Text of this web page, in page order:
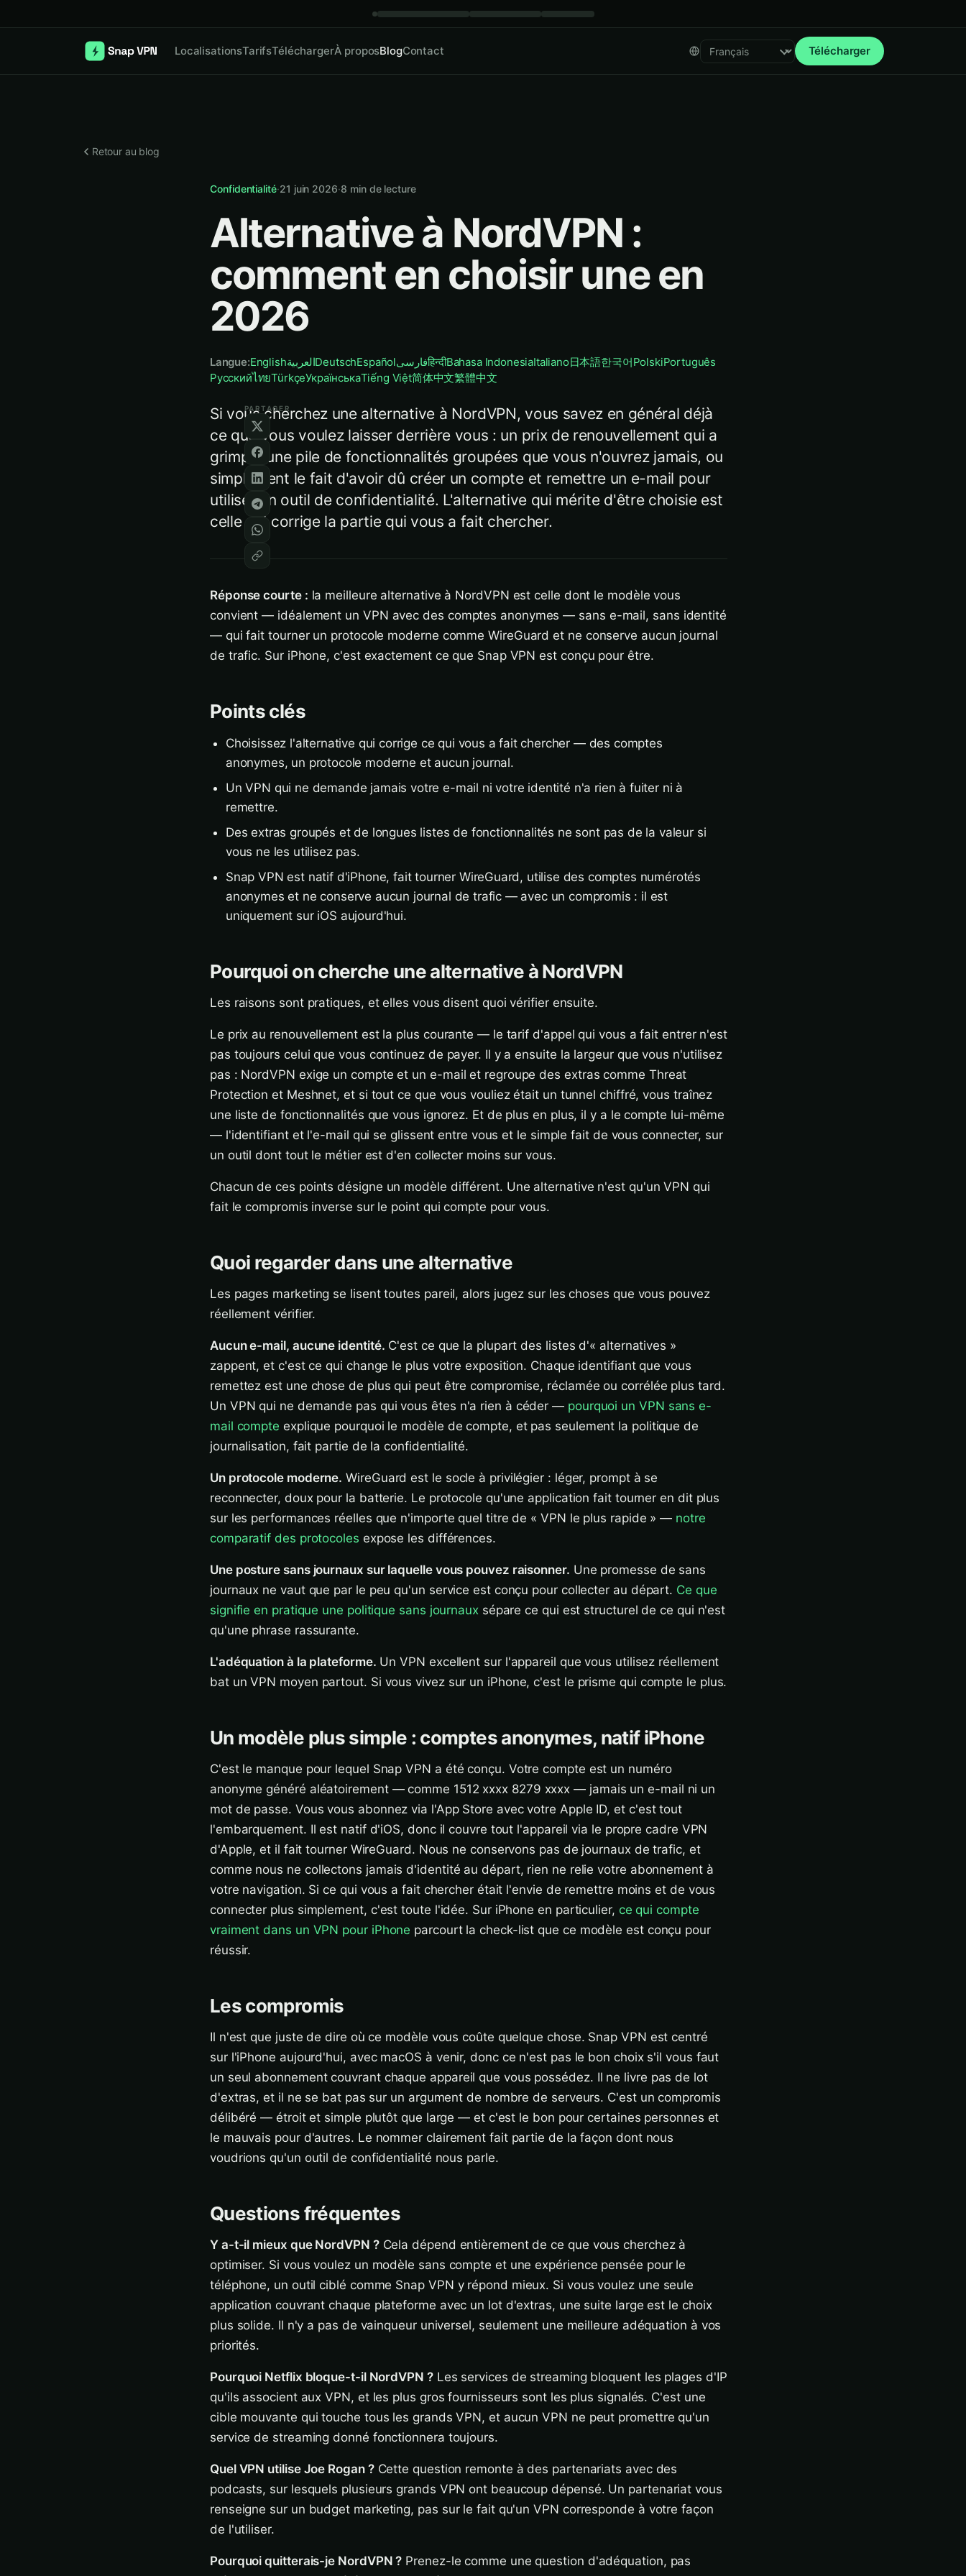
LocalisationsTarifsTéléchargerÀ proposBlogContact
Select language
Télécharger
Retour au blog
Confidentialité·21 juin 2026·8 min de lecture
Alternative à NordVPN :
comment en choisir une en
2026
Langue:EnglishالعربيةDeutschEspañolفارسیहिन्दीBahasa IndonesiaItaliano日本語한국어PolskiPortuguês
РусскийไทยTürkçeУкраїнськаTiếng Việt简体中文繁體中文
Si vous cherchez une alternative à NordVPN, vous savez en général déjà
ce que vous voulez laisser derrière vous : un prix de renouvellement qui a
grimpé, une pile de fonctionnalités groupées que vous n'ouvrez jamais, ou
simplement le fait d'avoir dû créer un compte et remettre un e-mail pour
utiliser un outil de confidentialité. L'alternative qui mérite d'être choisie est
celle qui corrige la partie qui vous a fait chercher.
Réponse courte : la meilleure alternative à NordVPN est celle dont le modèle vous
convient — idéalement un VPN avec des comptes anonymes — sans e-mail, sans identité
— qui fait tourner un protocole moderne comme WireGuard et ne conserve aucun journal
de trafic. Sur iPhone, c'est exactement ce que Snap VPN est conçu pour être.
Points clés
Choisissez l'alternative qui corrige ce qui vous a fait chercher — des comptes
anonymes, un protocole moderne et aucun journal.
Un VPN qui ne demande jamais votre e-mail ni votre identité n'a rien à fuiter ni à
remettre.
Des extras groupés et de longues listes de fonctionnalités ne sont pas de la valeur si
vous ne les utilisez pas.
Snap VPN est natif d'iPhone, fait tourner WireGuard, utilise des comptes numérotés
anonymes et ne conserve aucun journal de trafic — avec un compromis : il est
uniquement sur iOS aujourd'hui.
Pourquoi on cherche une alternative à NordVPN
Les raisons sont pratiques, et elles vous disent quoi vérifier ensuite.
Le prix au renouvellement est la plus courante — le tarif d'appel qui vous a fait entrer n'est
pas toujours celui que vous continuez de payer. Il y a ensuite la largeur que vous n'utilisez
pas : NordVPN exige un compte et un e-mail et regroupe des extras comme Threat
Protection et Meshnet, et si tout ce que vous vouliez était un tunnel chiffré, vous traînez
une liste de fonctionnalités que vous ignorez. Et de plus en plus, il y a le compte lui-même
— l'identifiant et l'e-mail qui se glissent entre vous et le simple fait de vous connecter, sur
un outil dont tout le métier est d'en collecter moins sur vous.
Chacun de ces points désigne un modèle différent. Une alternative n'est qu'un VPN qui
fait le compromis inverse sur le point qui compte pour vous.
Quoi regarder dans une alternative
Les pages marketing se lisent toutes pareil, alors jugez sur les choses que vous pouvez
réellement vérifier.
Aucun e-mail, aucune identité. C'est ce que la plupart des listes d'« alternatives »
zappent, et c'est ce qui change le plus votre exposition. Chaque identifiant que vous
remettez est une chose de plus qui peut être compromise, réclamée ou corrélée plus tard.
Un VPN qui ne demande pas qui vous êtes n'a rien à céder — pourquoi un VPN sans e-
mail compte explique pourquoi le modèle de compte, et pas seulement la politique de
journalisation, fait partie de la confidentialité.
Un protocole moderne. WireGuard est le socle à privilégier : léger, prompt à se
reconnecter, doux pour la batterie. Le protocole qu'une application fait tourner en dit plus
sur les performances réelles que n'importe quel titre de « VPN le plus rapide » — notre
comparatif des protocoles expose les différences.
Une posture sans journaux sur laquelle vous pouvez raisonner. Une promesse de sans
journaux ne vaut que par le peu qu'un service est conçu pour collecter au départ. Ce que
signifie en pratique une politique sans journauxsépare ce qui est structurel de ce qui n'est
qu'une phrase rassurante.
L'adéquation à la plateforme. Un VPN excellent sur l'appareil que vous utilisez réellement
bat un VPN moyen partout. Si vous vivez sur un iPhone, c'est le prisme qui compte le plus.
Un modèle plus simple : comptes anonymes, natif iPhone
C'est le manque pour lequel Snap VPN a été conçu. Votre compte est un numéro
anonyme généré aléatoirement — comme 1512 xxxx 8279 xxxx — jamais un e-mail ni un
mot de passe. Vous vous abonnez via l'App Store avec votre Apple ID, et c'est tout
l'embarquement. Il est natif d'iOS, donc il couvre tout l'appareil via le propre cadre VPN
d'Apple, et il fait tourner WireGuard. Nous ne conservons pas de journaux de trafic, et
comme nous ne collectons jamais d'identité au départ, rien ne relie votre abonnement à
votre navigation. Si ce qui vous a fait chercher était l'envie de remettre moins et de vous
connecter plus simplement, c'est toute l'idée. Sur iPhone en particulier, ce qui compte
vraiment dans un VPN pour iPhone parcourt la check-list que ce modèle est conçu pour
réussir.
Les compromis
Il n'est que juste de dire où ce modèle vous coûte quelque chose. Snap VPN est centré
sur l'iPhone aujourd'hui, avec macOS à venir, donc ce n'est pas le bon choix s'il vous faut
un seul abonnement couvrant chaque appareil que vous possédez. Il ne livre pas de lot
d'extras, et il ne se bat pas sur un argument de nombre de serveurs. C'est un compromis
délibéré — étroit et simple plutôt que large — et c'est le bon pour certaines personnes et
le mauvais pour d'autres. Le nommer clairement fait partie de la façon dont nous
voudrions qu'un outil de confidentialité nous parle.
Questions fréquentes
Y a-t-il mieux que NordVPN ?Cela dépend entièrement de ce que vous cherchez à
optimiser. Si vous voulez un modèle sans compte et une expérience pensée pour le
téléphone, un outil ciblé comme Snap VPN y répond mieux. Si vous voulez une seule
application couvrant chaque plateforme avec un lot d'extras, une suite large est le choix
plus solide. Il n'y a pas de vainqueur universel, seulement une meilleure adéquation à vos
priorités.
Pourquoi Netflix bloque-t-il NordVPN ?Les services de streaming bloquent les plages d'IP
qu'ils associent aux VPN, et les plus gros fournisseurs sont les plus signalés. C'est une
cible mouvante qui touche tous les grands VPN, et aucun VPN ne peut promettre qu'un
service de streaming donné fonctionnera toujours.
Quel VPN utilise Joe Rogan ?Cette question remonte à des partenariats avec des
podcasts, sur lesquels plusieurs grands VPN ont beaucoup dépensé. Un partenariat vous
renseigne sur un budget marketing, pas sur le fait qu'un VPN corresponde à votre façon
de l'utiliser.
Pourquoi quitterais-je NordVPN ? Prenez-le comme une question d'adéquation, pas
PARTAGER